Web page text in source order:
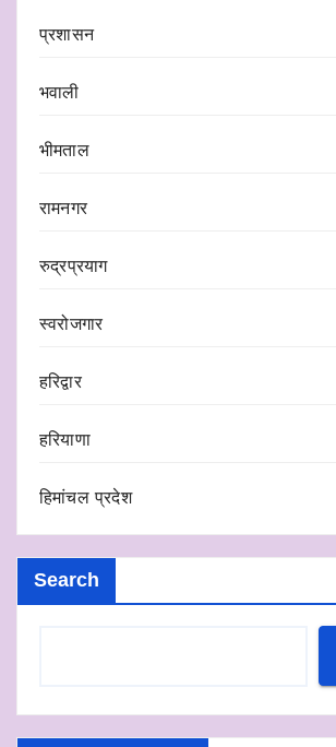
प्रशासन
भवाली
भीमताल
रामनगर
रुद्रप्रयाग
स्वरोजगार
हरिद्वार
हरियाणा
हिमांचल प्रदेश
Search